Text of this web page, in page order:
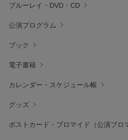
ブルーレイ・DVD・CD
公演プログラム
ブック
電子書籍
カレンダー・スケジュール帳
グッズ
ポストカード・ブロマイド（公演ブロ